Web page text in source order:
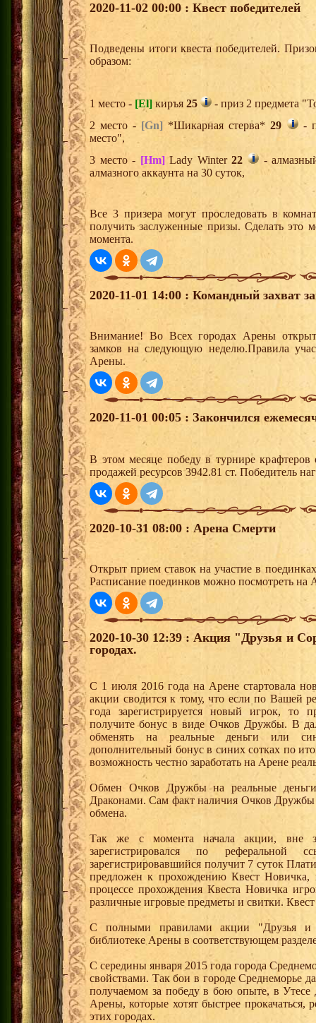
2020-11-02 00:00 : Квест победителей
Подведены итоги квеста победителей.
образом:
1 место - [El] киръя 25
- приз 2 предмета
2 место - [Gn] *Шикарная стерва*29
-
место",
3 место - [Hm]Lady Winter22
-
алмазного аккаунта на 30 суток,
Все 3 призера могут проследовать в
получить заслуженные призы. Сделать это
момента.
2020-11-01 14:00 : Командный захват
Внимание! Во Всех городах Арены
замков на следующую неделю.Правила
Арены.
2020-11-01 00:05 : Закончился
В этом месяце победу в турнире
продажей ресурсов 3942.81 ст. Победитель
2020-10-31 08:00 : Арена Смерти
Открыт прием ставок на участие в
Расписание поединков можно посмотреть на
2020-10-30 12:39 : Акция "Друзья и
городах.
С 1 июля 2016 года на Арене стартовала
акции сводится к тому, что если по Вашей
года зарегистрируется новый игрок,
получите бонус в виде Очков Дружбы. В
обменять на реальные деньги или
дополнительный бонус в синих сотках по
возможность честно заработать на Арене
Обмен Очков Дружбы на реальные деньги
Драконами. Сам факт наличия Очков Дружбы
обмена.
Так же с момента начала акции, вне
зарегистрировался по
зарегистрировавшийся получит 7 суток
предложен к прохождению Квест
процессе прохождения Квеста Новичка
различные игровые предметы и свитки.
С полными правилами акции "Друзья и
библиотеке Арены в соответствующем
С середины января 2015 года города
свойствами. Так бои в городе Среднеморье
получаемом за победу в бою опыте, в
Арены, которые хотят быстрее прокачаться,
этих городах.